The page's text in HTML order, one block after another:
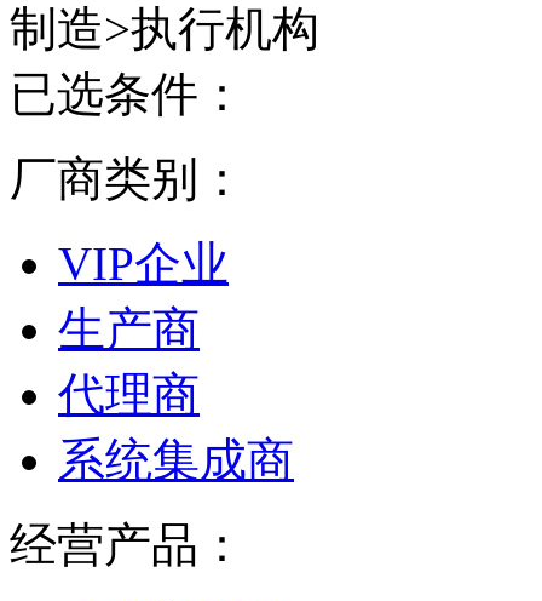
制造>执行机构
已选条件：
厂商类别：
VIP企业
生产商
代理商
系统集成商
经营产品：